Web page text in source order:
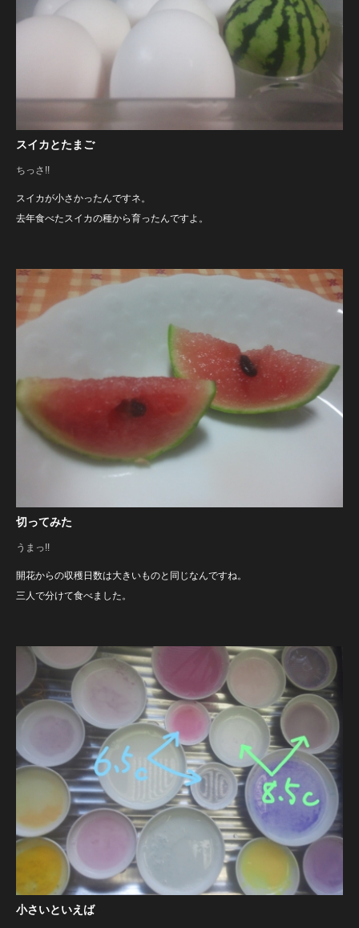
スイカとたまご
ちっさ!!
スイカが小さかったんですネ。
去年食べたスイカの種から育ったんですよ。
切ってみた
うまっ!!
開花からの収穫日数は大きいものと同じなんですね。
三人で分けて食べました。
小さいといえば